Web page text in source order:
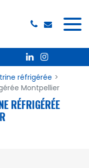
réfrigérée
Montpellier
RÉFRIGÉRÉE